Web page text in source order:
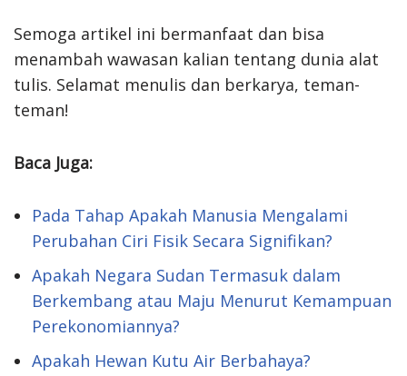
Semoga artikel ini bermanfaat dan bisa
menambah wawasan kalian tentang dunia alat
tulis. Selamat menulis dan berkarya, teman-
teman!
Baca Juga:
Pada Tahap Apakah Manusia Mengalami
Perubahan Ciri Fisik Secara Signifikan?
Apakah Negara Sudan Termasuk dalam
Berkembang atau Maju Menurut Kemampuan
Perekonomiannya?
Apakah Hewan Kutu Air Berbahaya?